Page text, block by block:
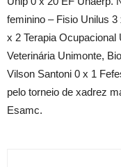
feminino – Fisio Unilus
x 2 Terapia
Veterinária Unimonte,
Vilson Santoni 0 x 1
pelo torneio de xadrez
Esamc.